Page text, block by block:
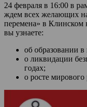
24 февраля в 16:00 в
ждем всех желающих
перемена» в Клинском
вы узнаете:
об образовании
о ликвидации
годах;
о росте